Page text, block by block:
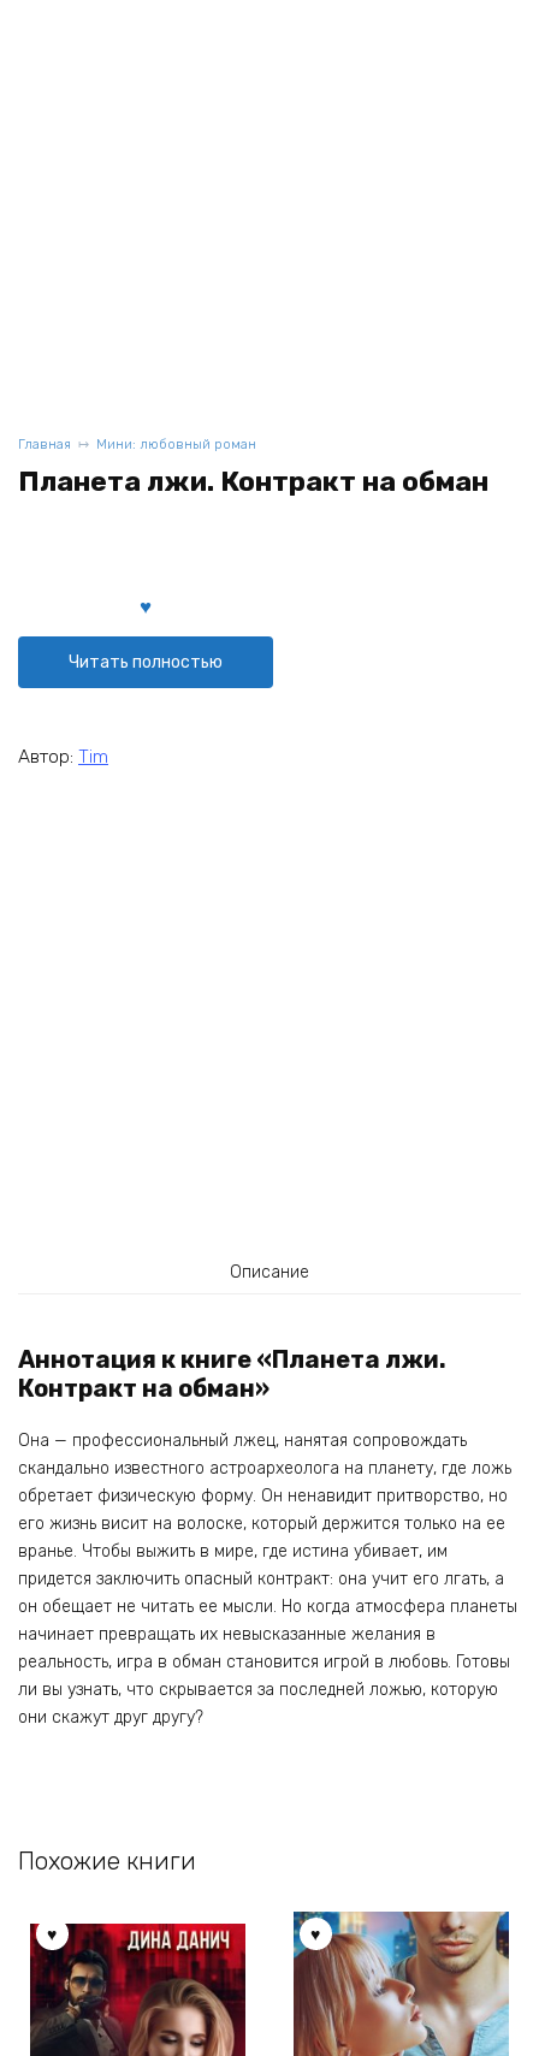
Главная Мини: любовный роман
Планета лжи. Контракт на обман
Читать полностью
Автор: Tim
Описание
Аннотация к книге «Планета лжи.
Контракт на обман»
Она — профессиональный лжец, нанятая сопровождать
скандально известного астроархеолога на планету, где ложь
обретает физическую форму. Он ненавидит притворство, но
его жизнь висит на волоске, который держится только на ее
вранье. Чтобы выжить в мире, где истина убивает, им
придется заключить опасный контракт: она учит его лгать, а
он обещает не читать ее мысли. Но когда атмосфера планеты
начинает превращать их невысказанные желания в
реальность, игра в обман становится игрой в любовь. Готовы
ли вы узнать, что скрывается за последней ложью, которую
они скажут друг другу?
Похожие книги